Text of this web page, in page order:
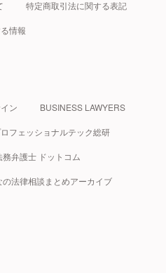
特定商取引法に関する表記
情報
ン BUSINESS LAWYERS
フェッショナルテック総研
務弁護士 ドットコム
の法律相談まとめアーカイブ